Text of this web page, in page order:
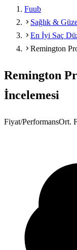
Fuub
Sağlık &
En İyi Saç
Remington
Remington
İncelemesi
Fiyat/PerformansOrt.